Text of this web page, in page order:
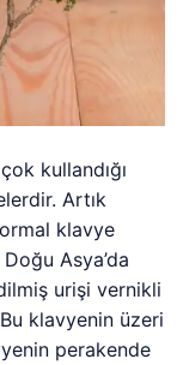
kullandığı
Artık
klavye
Asya’da
urişi vernikli
klavyenin üzeri
perakende